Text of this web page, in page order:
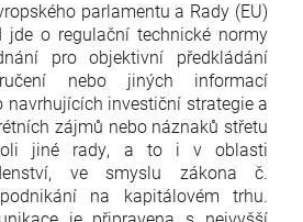
parlamentu a Rady (EU)
jde o regulační technické normy
pro objektivní předkládání
nebo jiných informací
navrhujících investiční strategie a
zájmů nebo náznaků střetu
jiné rady, a to i v oblasti
ve smyslu zákona č.
na kapitálovém trhu.